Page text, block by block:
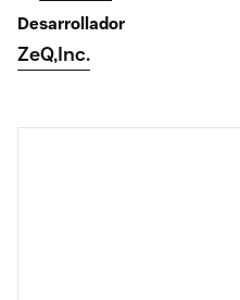
Desarrollador
ZeQ,Inc.